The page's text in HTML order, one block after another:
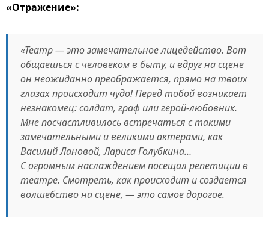
«Отражение»:
«Театр — это замечательное лицедейство. Вот
общаешься с человеком в быту, и вдруг на сцене
он неожиданно преображается, прямо на твоих
глазах происходит чудо! Перед тобой возникает
незнакомец: солдат, граф или герой-любовник.
Мне посчастливилось встречаться с такими
замечательными и великими актерами, как
Василий Лановой, Лариса Голубкина…
С огромным наслаждением посещал репетиции в
театре. Смотреть, как происходит и создается
волшебство на сцене, — это самое дорогое.